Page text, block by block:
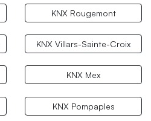
KNX Rougemont
KNX Villars-Sainte-Croix
KNX Mex
KNX Pompaples